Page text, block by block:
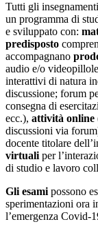
Tutti gli
un programma di
e sviluppato con:
predisposto
accompagnano
audio e/o
interattivi di natura
discussione; forum
consegna di
ecc.), attività online
discussioni via
docente titolare
virtuali per
di studio e lavoro
Gli esami possono
sperimentazioni ora
l’emergenza Covid-